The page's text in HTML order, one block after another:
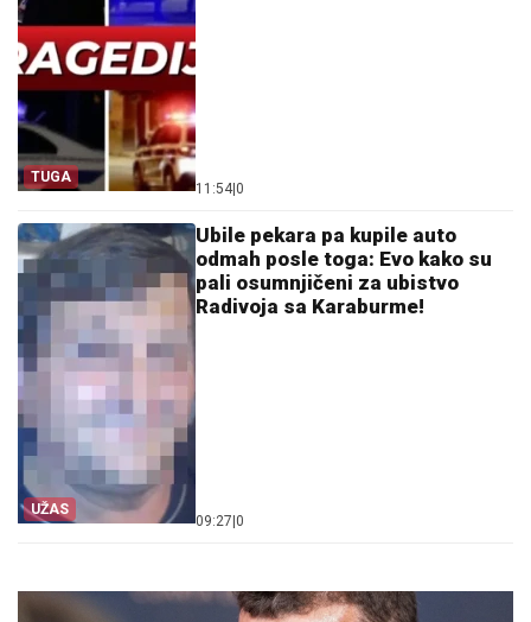
TUGA
11:54 0
UŽAS
Ubile pekara pa kupile auto
odmah posle toga: Evo kako su
pali osumnjičeni za ubistvo
Radivoja sa Karaburme!
09:27 0